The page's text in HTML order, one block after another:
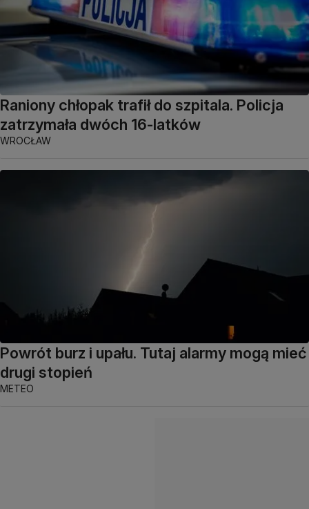
Raniony chłopak trafił do szpitala. Policja
zatrzymała dwóch 16-latków
WROCŁAW
Powrót burz i upału. Tutaj alarmy mogą mieć
drugi stopień
METEO